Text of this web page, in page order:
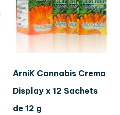
ArniK Cannabis Crema
Display x 12 Sachets
de 12 g